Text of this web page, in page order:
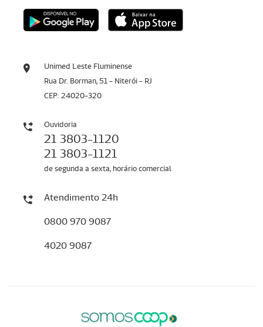
Unimed Leste Fluminense
Rua Dr. Borman, 51 - Niterói - RJ
CEP: 24020-320
Ouvidoria
21 3803-1120
21 3803-1121
de segunda a sexta, horário comercial
Atendimento 24h
0800 970 9087
4020 9087